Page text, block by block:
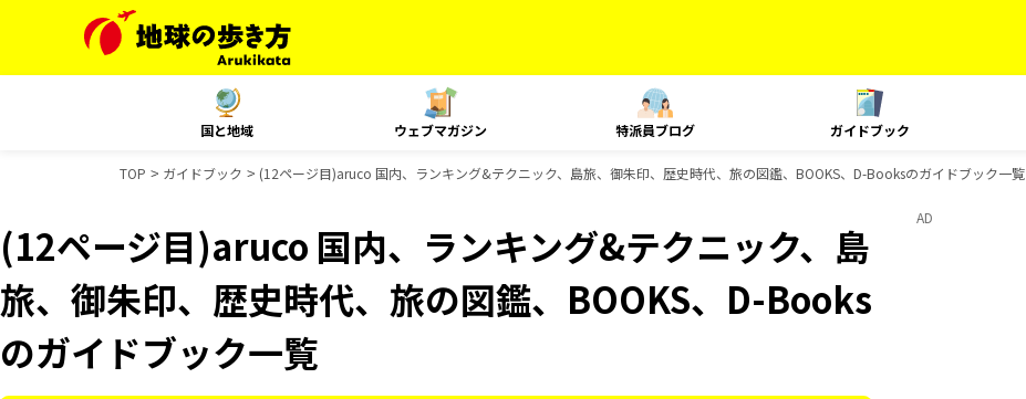
国と地域 ウェブマガジン 特派員ブログ ガイドブック
TOP ガイドブック (12ページ目)aruco 国内、ランキング&テクニック、島旅、御朱印、歴史時代、旅の図鑑、BOOKS、D-Booksのガイドブック一覧
(12ページ目)aruco 国内、ランキング&テクニック、島
旅、御朱印、歴史時代、旅の図鑑、BOOKS、D-Books
のガイドブック一覧
AD